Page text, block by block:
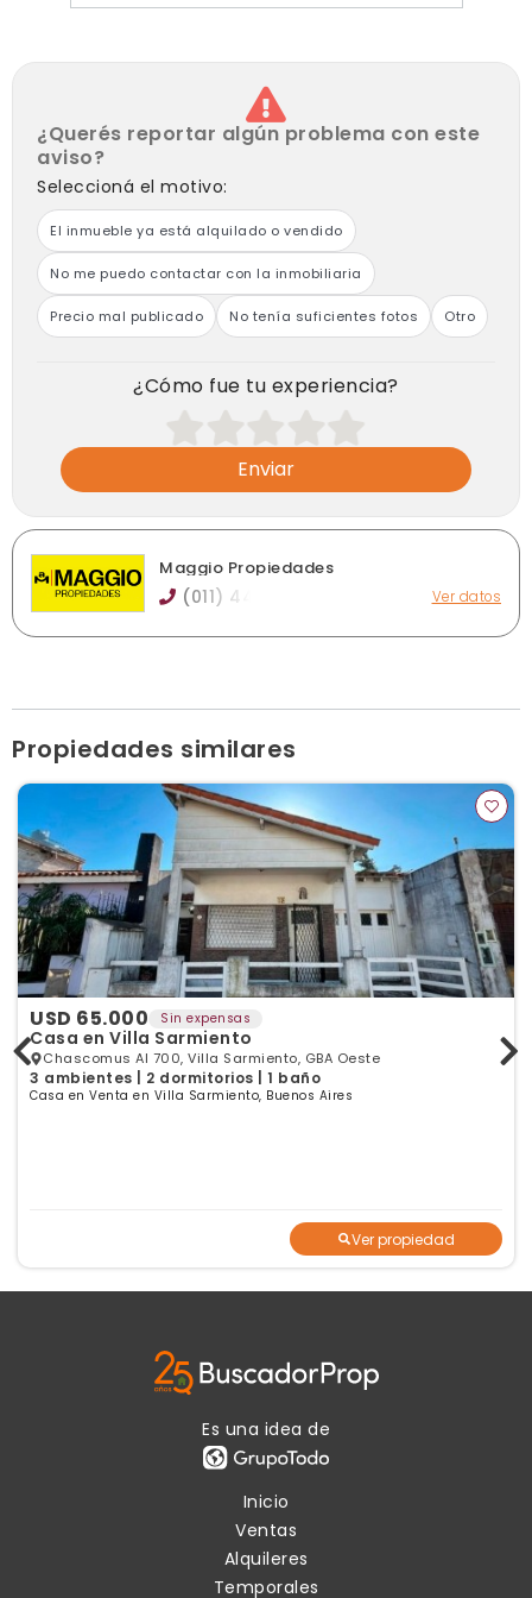
- Parcialmente Refaccionado
Comercialización
Financiación Bancaria
Financiación Privada en Dólares en Cuotas Fijas a
convenir
Ubicación y Zona:
Transportes- Gastronómica- Gimnasios- Bancos-
Hospitales- Centros de Salud, Universidad y Colegios.
¿Querés reportar algún problema con este
aviso?
Seleccioná el motivo:
El inmueble ya está alquilado o vendido
No me puedo contactar con la inmobiliaria
Precio mal publicado No tenía suficientes fotos Otro
¿Cómo fue tu experiencia?
Enviar
Maggio Propiedades
(011) 44 Ver datos
Ver publicaciones de la inmobiliaria
Propiedades similares
USD 65.000 Sin expensas
Casa en Villa Sarmiento
Chascomus Al 700, Villa Sarmiento, GBA Oeste
3 ambientes | 2 dormitorios | 1 baño
Casa en Venta en Villa Sarmiento, Buenos Aires
Ver propiedad
Es una idea de
Inicio
Ventas
Alquileres
Temporales